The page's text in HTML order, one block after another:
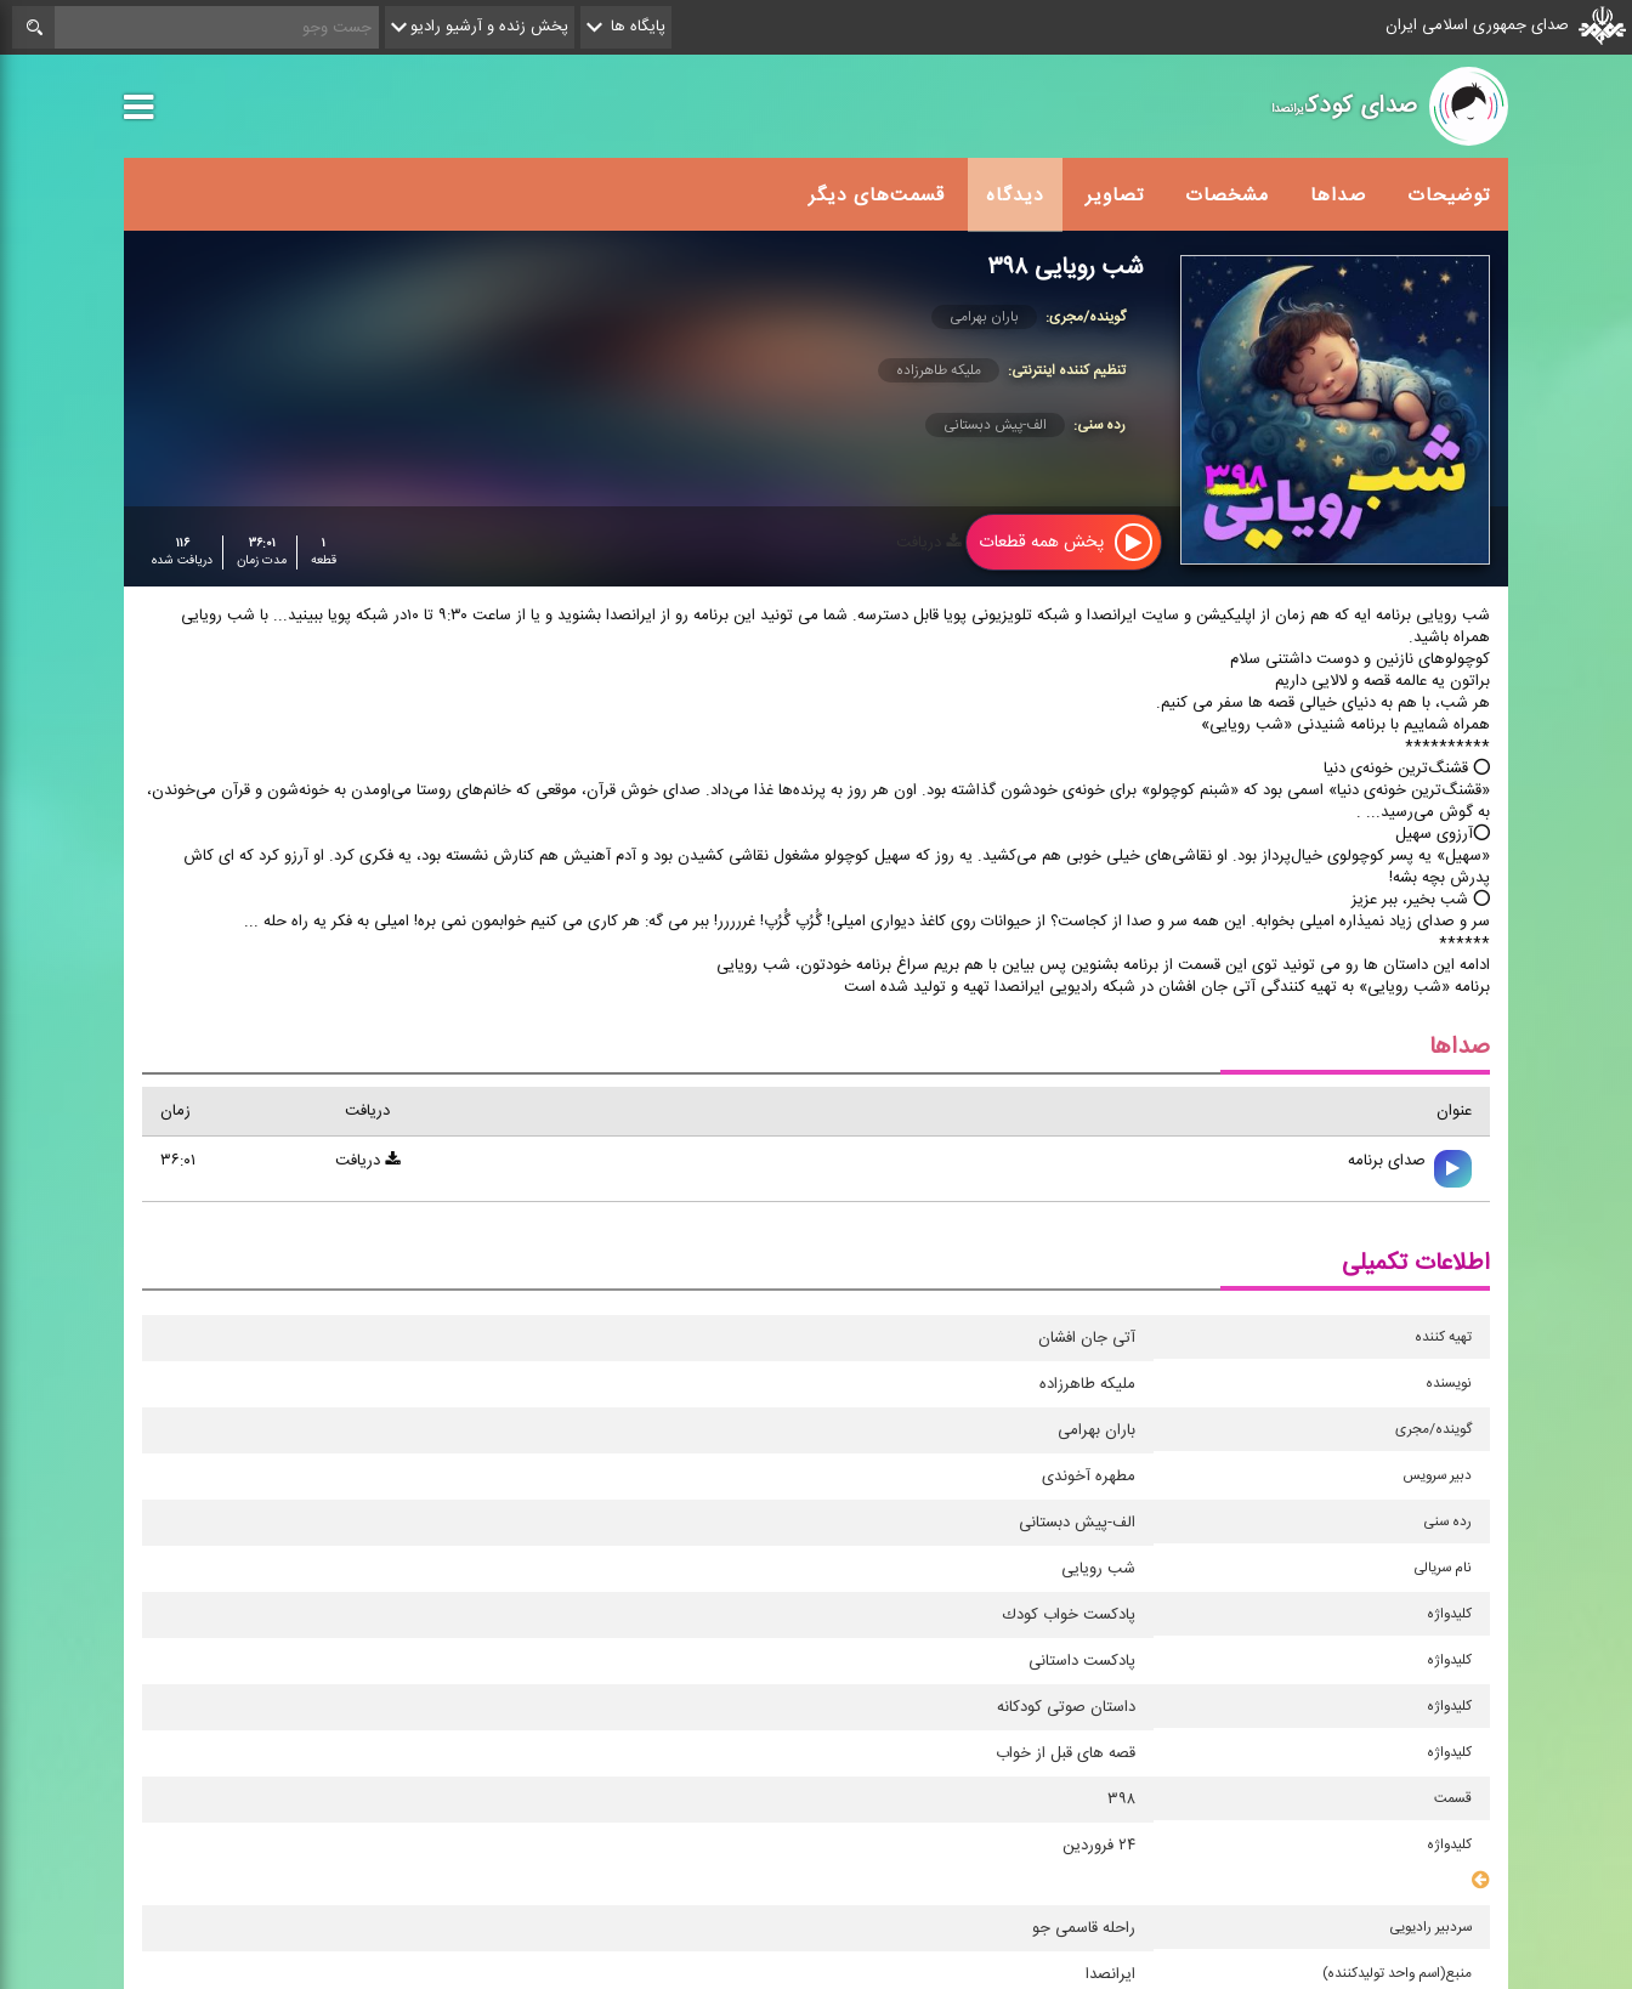
صدای جمهوری اسلامی ایران پایگاه ها پخش زنده و آرشیو رادیو
صدای کودکایرانصدا
توضیحات صداها مشخصات تصاویر دیدگاه قسمت‌های دیگر
شب رویایی ۳۹۸
گوینده/مجری: باران بهرامی
تنظیم کننده اینترنتی: ملیكه طاهرزاده
رده سنی: الف-پیش دبستانی
۱
قطعه
۳۶:۰۱
مدت زمان
۱۱۶
دریافت شده
پخش همه قطعات
شب رویایی برنامه ایه که هم زمان از اپلیکیشن و سایت ایرانصدا و شبکه تلویزیونی پویا قابل دسترسه. شما می تونید این برنامه رو از ایرانصدا بشنوید و یا از ساعت ۹:۳۰ تا ۱۰در شبکه پویا ببینید... با شب رویایی
همراه باشید.
کوچولوهای نازنین و دوست داشتنی سلام
**********
⭕️ قشنگ‌ترین خونه‌ی دنیا
«قشنگ‌ترین خونه‌ی دنیا» اسمی بود که «شبنم کوچولو» برای خونه‌ی خودشون گذاشته بود. اون هر روز به پرنده‌ها غذا می‌داد. صدای خوش قرآن، موقعی که خانم‌های روستا می‌اومدن به خونه‌شون و قرآن می‌خوندن،
به گوش می‌رسید... .
⭕آرزوی سهیل
«سهیل» یه پسر کوچولوی خیال‌پرداز بود. او نقاشی‌های خیلی خوبی هم می‌کشید. یه روز که سهیل کوچولو مشغول نقاشی کشیدن بود و آدم آهنیش هم کنارش نشسته بود، یه فکری کرد. او آرزو کرد که ای کاش
پدرش بچه بشه!
⭕ شب بخیر، ببر عزیز
سر و صدای زیاد نمیذاره امیلی بخوابه. این همه سر و صدا از کجاست؟ از حیوانات روی کاغذ دیواری امیلی! گُرُپ گُرُپ! غررررر! ببر می گه: هر کاری می کنیم خوابمون نمی بره! امیلی به فکر یه راه حله ...
******
صداها
عنوان زمان
دریافت
صدای برنامه
۳۶:۰۱ دریافت
اطلاعات تکمیلی
تهیه كننده آتی جان افشان
نویسنده ملیكه طاهرزاده
گوینده/مجری باران بهرامی
دبیر سرویس مطهره آخوندی
رده سنی الف-پیش دبستانی
نام سریالی شب رویایی
كلیدواژه پادكست خواب كودك
كلیدواژه پادكست داستانی
كلیدواژه داستان صوتی كودكانه
كلیدواژه قصه های قبل از خواب
قسمت ۳۹۸
كلیدواژه ۲۴ فروردین
سردبیر رادیویی راحله قاسمی جو
منبع(اسم واحد تولیدكننده) ایرانصدا